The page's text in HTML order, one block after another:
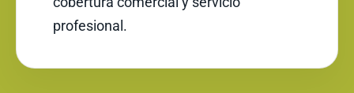
profesional.